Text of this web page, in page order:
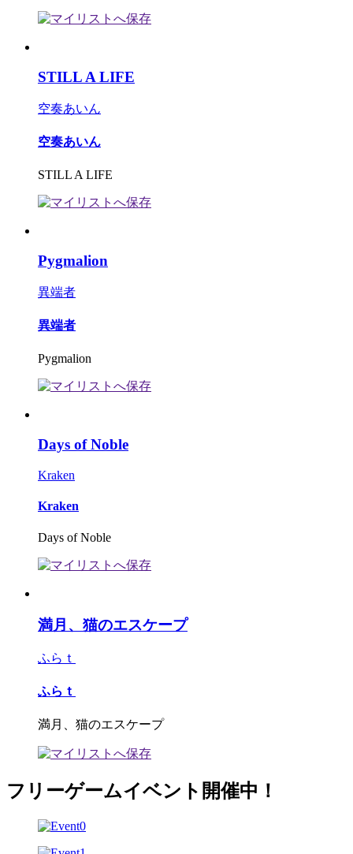
STILL A LIFE
空奏あいん
空奏あいん
STILL A LIFE
Pygmalion
異端者
異端者
Pygmalion
Days of Noble
Kraken
Kraken
Days of Noble
満月、猫のエスケープ
ふらｔ
ふらｔ
満月、猫のエスケープ
フリーゲームイベント開催中！